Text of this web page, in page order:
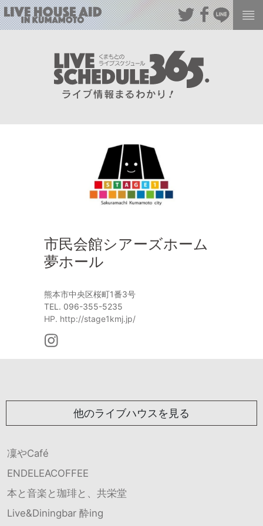
市民会館シアーズホーム
夢ホール
熊本市中央区桜町1番3号
TEL. 096-355-5235
HP. http://stage1kmj.jp/
他のライブハウスを見る
凜やCafé
ENDELEACOFFEE
本と音楽と珈琲と、共栄堂
Live&Diningbar 酔ing